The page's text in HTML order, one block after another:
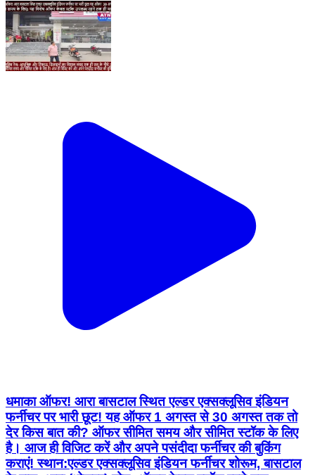
धमाका ऑफर! आरा बासटाल स्थित एल्डर एक्सक्लूसिव इंडियन
फर्नीचर पर भारी छूट! यह ऑफर 1 अगस्त से 30 अगस्त तक तो
देर किस बात की? ऑफर सीमित समय और सीमित स्टॉक के लिए
है। आज ही विजिट करें और अपने पसंदीदा फर्नीचर की बुकिंग
कराएं! स्थान:एल्डर एक्सक्लूसिव इंडियन फर्नीचर शोरूम, बासटाल